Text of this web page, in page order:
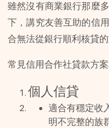
雖然沒有商業銀行那麼
下，講究友善互助的信
合無法從銀行順利核貸的
常見信用合作社貸款方案
個人信貸
適合有穩定收
明不完整的族